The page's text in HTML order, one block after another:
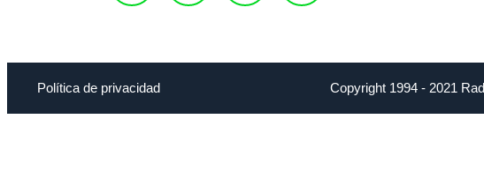
Política de privacidad Copyright 1994 - 2021